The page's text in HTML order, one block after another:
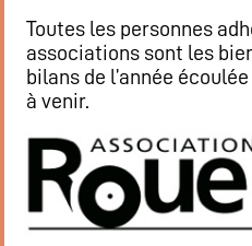
Galerie des
Boire et manger
Carte : boissons,
Restaurant
Notre cuisine
Où / Contact
Toutes les personnes
associations sont les
bilans de l’année
à venir.